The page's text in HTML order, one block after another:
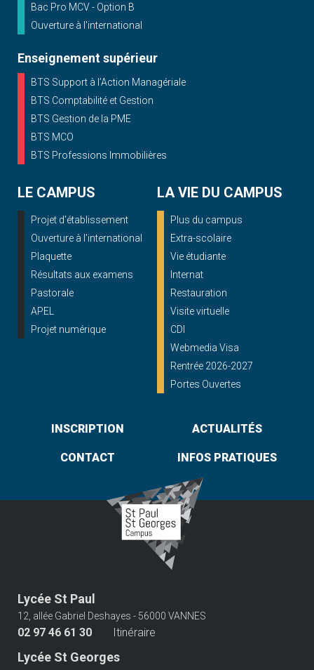
Bac Pro MCV - Option B
Ouverture à l'international
Enseignement supérieur
BTS Support à l’Action Managériale
BTS Comptabilité et Gestion
BTS Gestion de la PME
BTS MCO
BTS Professions Immobilières
LE CAMPUS
Projet d'établissement
Ouverture à l'international
Plaquette
Résultats aux examens
Pastorale
APEL
Projet numérique
LA VIE DU CAMPUS
Plus du campus
Extra-scolaire
Vie étudiante
Internat
Restauration
Visite virtuelle
CDI
Webmedia Visa
Rentrée 2026-2027
Portes Ouvertes
INSCRIPTION ACTUALITÉS
CONTACT INFOS PRATIQUES
Lycée St Paul
12, allée Gabriel Deshayes - 56000 VANNES
02 97 46 61 30 Itinéraire
Lycée St Georges